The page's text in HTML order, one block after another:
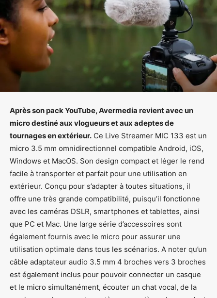
Après son pack YouTube, Avermedia revient avec un
micro destiné aux vlogueurs et aux adeptes de
tournages en extérieur. Ce Live Streamer MIC 133 est un
micro 3.5 mm omnidirectionnel compatible Android, iOS,
Windows et MacOS. Son design compact et léger le rend
facile à transporter et parfait pour une utilisation en
extérieur. Conçu pour s’adapter à toutes situations, il
offre une très grande compatibilité, puisqu’il fonctionne
avec les caméras DSLR, smartphones et tablettes, ainsi
que PC et Mac. Une large série d’accessoires sont
également fournis avec le micro pour assurer une
utilisation optimale dans tous les scénarios. A noter qu’un
câble adaptateur audio 3.5 mm 4 broches vers 3 broches
est également inclus pour pouvoir connecter un casque
et le micro simultanément, écouter un chat vocal, de la